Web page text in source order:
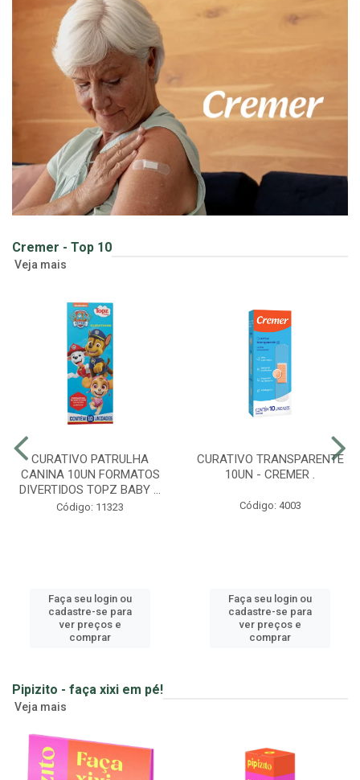
Cremer - Top 10
Veja mais
CURATIVO PATRULHA
CANINA 10UN FORMATOS
DIVERTIDOS TOPZ BABY ...
Código: 11323
Faça seu login ou
cadastre-se para
ver preços e
comprar
CURATIVO TRANSPARENTE
10UN - CREMER .
Código: 4003
Faça seu login ou
cadastre-se para
ver preços e
comprar
Pipizito - faça xixi em pé!
Veja mais